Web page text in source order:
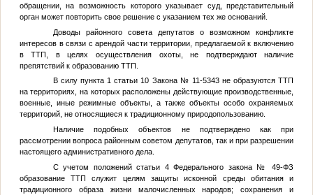
обращении, на возможность которого указывает суд, представительный
орган может повторить свое решение с указанием тех же оснований.
Доводы районного совета депутатов о возможном конфликте
интересов в связи с арендой части территории, предлагаемой к включению
в ТТП, в целях осуществления охоты, не подтверждают наличие
препятствий к образованию ТТП.
В силу пункта 1 статьи 10 Закона № 11-5343 не образуются ТТП
на территориях, на которых расположены действующие производственные,
военные, иные режимные объекты, а также объекты особо охраняемых
территорий, не относящиеся к традиционному природопользованию.
Наличие подобных объектов не подтверждено как при
рассмотрении вопроса районным советом депутатов, так и при разрешении
настоящего административного дела.
С учетом положений статьи 4 Федерального закона № 49-ФЗ
образование ТТП служит целям защиты исконной среды обитания и
традиционного образа жизни малочисленных народов; сохранения и